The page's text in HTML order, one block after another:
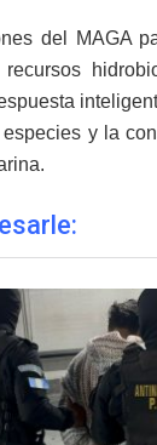
del MAGA
y la